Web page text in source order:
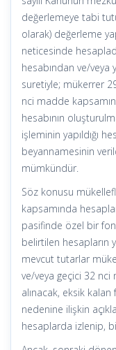
değerlemeye tabi
olarak) değerleme
neticesinde
hesabından ve/
suretiyle; mükerrer
nci madde
hesabının
işleminin yapıldığı
beyannamesinin
mümkündür.
Söz konusu
kapsamında
pasifinde özel bir fon
belirtilen hesapların
mevcut tutarlar
ve/veya geçici 32 nci
alınacak, eksik
nedenine ilişkin
hesaplarda izlenip,